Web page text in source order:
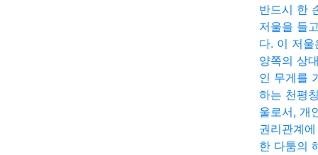
반드시 한
저울을 들
다. 이 저울
양쪽의 상
인 무게를
하는 천평
울로서, 개
권리관계
한 다툼의